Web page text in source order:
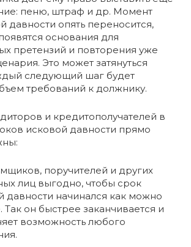
пеню, штраф и др. Момент
давности опять переносится,
основания для
претензий и повторения уже
Это может затянуться
следующий шаг будет
требований к должнику.
и кредитополучателей в
исковой давности прямо
поручителей и других
лиц выгодно, чтобы срок
давности начинался как можно
Так он быстрее заканчивается и
возможность любого